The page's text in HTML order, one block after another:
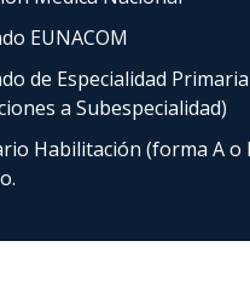
EUNACOM
de Especialidad
a Subespecialidad)
Habilitación (forma A o